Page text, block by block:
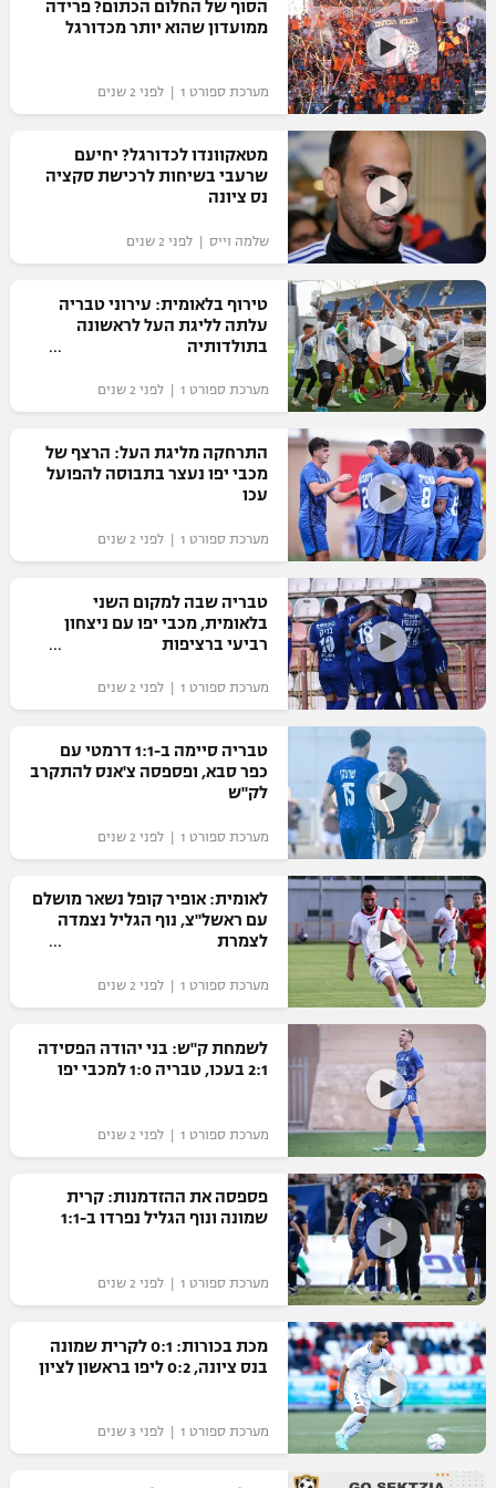
VOD
רץ ברשת
תוצאות
לוח שידורים
ברחבה
"מעל הליגה" – פודקאסט
"מחצית בשכונה" – פודקאסט
משתתפים וזוכים בפרסים
תקנון משתתפים וזוכים בפרסים
תקנון עבור פעילות ספורט 1 – "מרלן"
טניס
תנאי שימוש
מדיניות פרטיות
תקנון פעילות ספורט 1
רשיון להקרנה פומבית לבית עסק
הצטרפות לחבילת הערוצים
לוח דרושים – ג'ובנט
תגיות
המגזין
נבחרת ישראל
מכבי חיפה
בית"ר ירושלים
מכבי תל אביב
הפועל תל אביב
הפועל חיפה
הפועל באר שבע
מכבי נתניה
בני יהודה
ליגה ספרדית
ליגה איטלקית
ליגה צרפתית
ליגה הולנדית
ליגה טורקית
ליגה סינית
ליגה ברזילאית
כדורסל נשים
מכבי תל אביב
הפועל ירושלים
דני אבדיה
יורוליג
יורוקאפ
טניס
כדוריד
כדורעף
שחייה
ג'ודו
אגרוף
ספורט אולימפי
היאבקות WWE
אופניים
ספורט מוטורי
כדורמים
פוטבול אמריקאי NFL
בייסבול MLB
ספורט אתגרי ואקסטרים
אומנויות לחימה
גיימינג E-Sports
הסוף של החלום הכתום? פרידה
ממועדון שהוא יותר מכדורגל
מערכת ספורט 1 | לפני 2 שנים
מטאקוונדו לכדורגל? יחיעם
שרעבי בשיחות לרכישת סקציה
נס ציונה
שלמה וייס | לפני 2 שנים
טירוף בלאומית: עירוני טבריה
עלתה לליגת העל לראשונה
בתולדותיה
מערכת ספורט 1 | לפני 2 שנים
התרחקה מליגת העל: הרצף של
מכבי יפו נעצר בתבוסה להפועל
עכו
מערכת ספורט 1 | לפני 2 שנים
טבריה שבה למקום השני
בלאומית, מכבי יפו עם ניצחון
רביעי ברציפות
מערכת ספורט 1 | לפני 2 שנים
טבריה סיימה ב-1:1 דרמטי עם
כפר סבא, ופספסה צ'אנס להתקרב
לק"ש
מערכת ספורט 1 | לפני 2 שנים
לאומית: אופיר קופל נשאר מושלם
עם ראשל"צ, נוף הגליל נצמדה
לצמרת
מערכת ספורט 1 | לפני 2 שנים
לשמחת ק"ש: בני יהודה הפסידה
2:1 בעכו, טבריה 1:0 למכבי יפו
מערכת ספורט 1 | לפני 2 שנים
פספסה את ההזדמנות: קרית
שמונה ונוף הגליל נפרדו ב-1:1
מערכת ספורט 1 | לפני 2 שנים
מכת בכורות: 0:1 לקרית שמונה
בנס ציונה, 0:2 ליפו בראשון לציון
מערכת ספורט 1 | לפני 3 שנים